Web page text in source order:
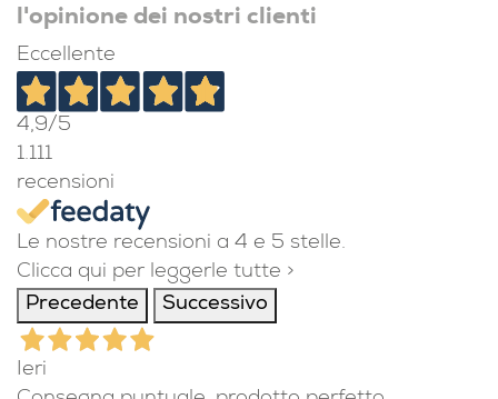
l'opinione dei nostri clienti
Eccellente
4,9/5
1.111
recensioni
Le nostre recensioni a 4 e 5 stelle.
Clicca qui per leggerle tutte >
Precedente
Successivo
Ieri